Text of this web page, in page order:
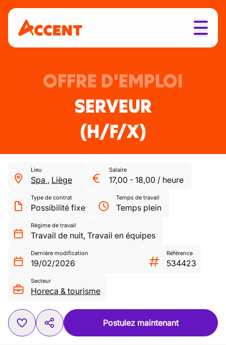
OFFRE D'EMPLOI
SERVEUR
(H/F/X)
Lieu
Spa , Liège
Salaire
17,00 - 18,00 / heure
Type de contrat
Possibilité fixe
Temps de travail
Temps plein
Régime de travail
Travail de nuit, Travail en équipes
Dernière modification
19/02/2026
Référence
534423
Secteur
Horeca & tourisme
Postulez maintenant